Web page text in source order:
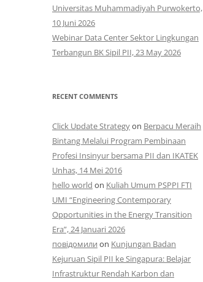
Universitas Muhammadiyah Purwokerto,
10 Juni 2026
Webinar Data Center Sektor Lingkungan
Terbangun BK Sipil PII, 23 May 2026
RECENT COMMENTS
Click Update Strategyon Berpacu Meraih
Bintang Melalui Program Pembinaan
Profesi Insinyur bersama PII dan IKATEK
Unhas, 14 Mei 2016
hello world on Kuliah Umum PSPPI FTI
UMI “Engineering Contemporary
Opportunities in the Energy Transition
Era”, 24 Januari 2026
повідомили on Kunjungan Badan
Kejuruan Sipil PII ke Singapura: Belajar
Infrastruktur Rendah Karbon dan